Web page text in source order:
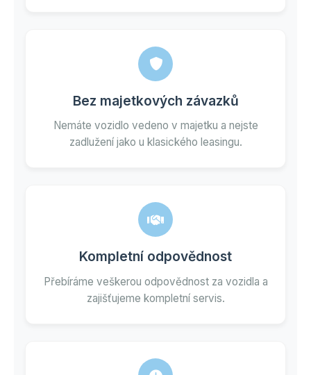
Bez majetkových závazků
Nemáte vozidlo vedeno v majetku a nejste
zadlužení jako u klasického leasingu.
Kompletní odpovědnost
Přebíráme veškerou odpovědnost za vozidla a
zajišťujeme kompletní servis.